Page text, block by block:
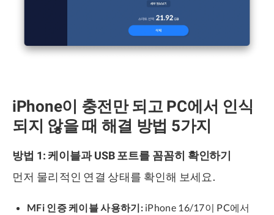
iPhone이 충전만 되고 PC에서 인식
되지 않을 때 해결 방법 5가지
방법 1: 케이블과 USB 포트를 꼼꼼히 확인하기
먼저 물리적인 연결 상태를 확인해 보세요.
MFi 인증 케이블 사용하기:iPhone 16/17이 PC에서